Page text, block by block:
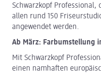
Schwarzkopf Professional,
allen rund 150
angewendet werden.
Ab März: Farbumstellung
Mit Schwarzkopf
einen namhaften